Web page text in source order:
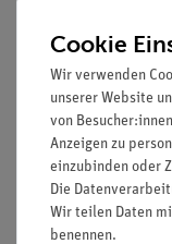
Zubehör
Cookie
Wir verwenden
unserer Website
von
Anzeigen zu
einzubinden oder
Die
Wir teilen Daten
benennen.